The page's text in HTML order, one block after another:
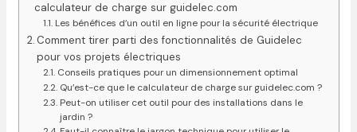
calculateur de charge sur guidelec.com
Les bénéfices d’un outil en ligne pour la sécurité électrique
Comment tirer parti des fonctionnalités de Guidelec
pour vos projets électriques
Conseils pratiques pour un dimensionnement optimal
Qu’est-ce que le calculateur de charge sur guidelec.com ?
Peut-on utiliser cet outil pour des installations dans le
jardin ?